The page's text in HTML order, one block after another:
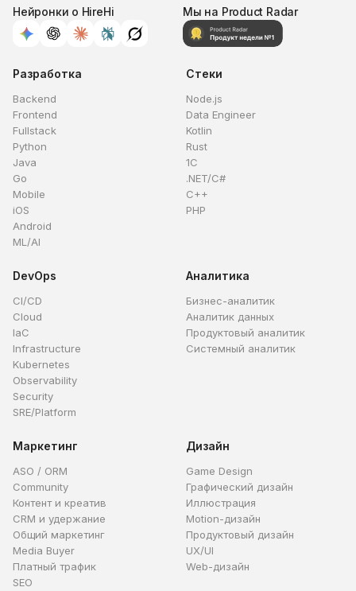
Нейронки о HireHi Мы на Product Radar
Разработка
Backend
Frontend
Fullstack
Python
Java
Go
Mobile
iOS
Android
ML/AI
Стеки
Node.js
Data Engineer
Kotlin
Rust
1C
.NET/C#
C++
PHP
DevOps
CI/CD
Cloud
IaC
Infrastructure
Kubernetes
Observability
Security
SRE/Platform
Аналитика
Бизнес-аналитик
Аналитик данных
Продуктовый аналитик
Системный аналитик
Маркетинг
ASO / ORM
Community
Контент и креатив
CRM и удержание
Общий маркетинг
Media Buyer
Платный трафик
SEO
Дизайн
Game Design
Графический дизайн
Иллюстрация
Motion-дизайн
Продуктовый дизайн
UX/UI
Web-дизайн